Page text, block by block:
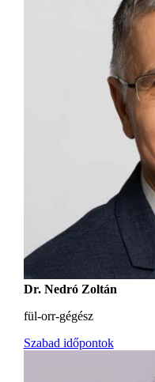
Dr. Nedró Zoltán
fül-orr-gégész
Szabad időpontok